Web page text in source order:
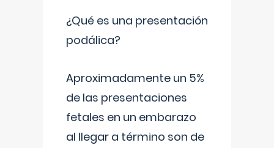
¿Qué es una presentación
podálica?
Aproximadamente un 5%
de las presentaciones
fetales en un embarazo
al llegar a término son de